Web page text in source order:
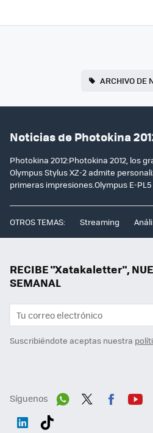
ARCHIVO DE
Noticias de Photokina
Photokina 2012:Photokina 2012, los
Olympus Stylus XZ-2 admite
primeras impresiones.Olympus E-PL5
OTROS TEMAS: Streaming
RECIBE "Xatakaletter",
SEMANAL
Suscribiéndote aceptas nuestra
Síguenos